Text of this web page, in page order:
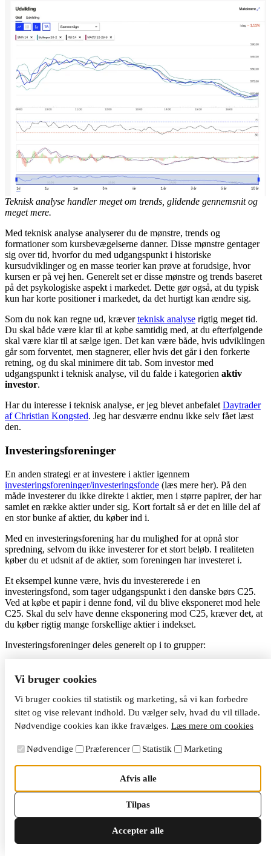
Teknisk analyse handler meget om trends, glidende gennemsnit og
meget mere.
Med teknisk analyse analyserer du de mønstre, trends og
formationer som kursbevægelserne danner. Disse mønstre gentager
sig over tid, hvorfor du med udgangspunkt i historiske
kursudviklinger og en masse teorier kan prøve at forudsige, hvor
kursen er på vej hen. Generelt set er disse mønstre og trends baseret
på det psykologiske aspekt i markedet. Dette gør også, at du typisk
kun har korte positioner i markedet, da det hurtigt kan ændre sig.
Som du nok kan regne ud, kræverteknisk analyse rigtig meget tid.
Du skal både være klar til at købe samtidig med, at du efterfølgende
skal være klar til at sælge igen. Det kan være både, hvis udviklingen
går som forventet, men stagnerer, eller hvis det går i den forkerte
retning, og du skal minimere dit tab. Som investor med
udgangspunkt i teknisk analyse, vil du falde i kategorien aktiv
investor.
Har du interesse i teknisk analyse, er jeg blevet anbefalet Daytrader
af Christian Kongsted. Jeg har desværre endnu ikke selv fået læst
den.
Investeringsforeninger
En anden strategi er at investere i aktier igennem
investeringsforeninger/investeringsfonde (læs mere her). På den
måde investerer du ikke direkte i aktier, men i større papirer, der har
samlet en række aktier under sig. Kort fortalt så er det en lille del af
en stor bunke af aktier, du køber ind i.
Med en investeringsforening har du mulighed for at opnå stor
spredning, selvom du ikke investerer for et stort beløb. I realiteten
køber du et udsnit af de aktier, som foreningen har investeret i.
Et eksempel kunne være, hvis du investererede i en
investeringsfond, som tager udgangspunkt i den danske børs C25.
Ved at købe et papir i denne fond, vil du blive eksponeret mod hele
C25. Skal du selv have denne eksponering mod C25, kræver det, at
du køber rigtig mange forskellige aktier i indekset.
Investeringsforeninger deles generelt op i to grupper:
overskuddet fra investeringerne akkumuleres i fonden. Denne
type af fond bliver beskattet efter lagerbeskatningsprincippet.
For det fleste vil det være ufordelagtigt rent skattemæssigt,
men det afhænger af din privatøkonomi.
Udbyttebetalende:
Fonden akkumulerer ikke deres afkast,
men udbetaler overskuddet i form af udbytte. Dermed er
foretrække.
En investeringsforening kan yderligere opdeles i aktive og passive
Aktiv investeringsforening:Handler aktivt. Målet er typisk
at opnå et afkast i niveau eller bedre end det pågældende
Passiv investeringsforening:
Vi bruger cookies
Vi bruger cookies til statistik og marketing, så vi kan forbedre
sitet og vise relevant indhold. Du vælger selv, hvad du vil tillade.
Nødvendige cookies kan ikke fravælges. Læs mere om cookies
Nødvendige Præferencer Statistik Marketing
Afvis alle
Tilpas
Accepter alle